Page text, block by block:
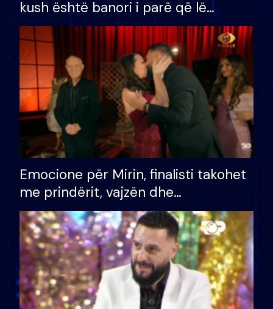
kush është banori i parë që lë
shtëpinë dhe humb mundësinë për
të fituar çmimin e madh
Emocione për Mirin, finalisti takohet
me prindërit, vajzën dhe
bashkëshorten: S’kemi ndonjë letër
divorci apo jo?